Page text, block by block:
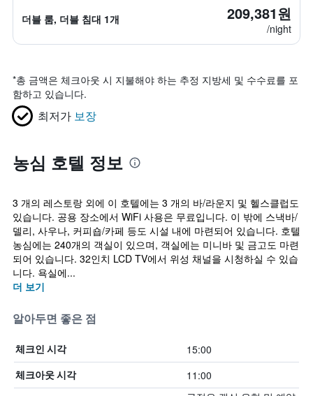
더블 룸, 더블 침대 1개 209,381원
/night
*총 금액은 체크아웃 시 지불해야 하는 추정 지방세 및 수수료를 포
함하고 있습니다.
최저가 보장
농심 호텔 정보
3 개의 레스토랑 외에 이 호텔에는 3 개의 바/라운지 및 헬스클럽도
있습니다. 공용 장소에서 WiFi 사용은 무료입니다. 이 밖에 스낵바/
델리, 사우나, 커피숍/카페 등도 시설 내에 마련되어 있습니다. 호텔
농심에는 240개의 객실이 있으며, 객실에는 미니바 및 금고도 마련
되어 있습니다. 32인치 LCD TV에서 위성 채널을 시청하실 수 있습
니다. 욕실에...
더 보기
알아두면 좋은 점
체크인 시각 15:00
체크아웃 시각 11:00